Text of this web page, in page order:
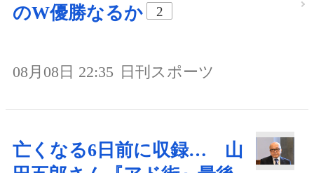
のW優勝なるか
2
08月08日 22:35 日刊スポーツ
亡くなる6日前に収録… 山